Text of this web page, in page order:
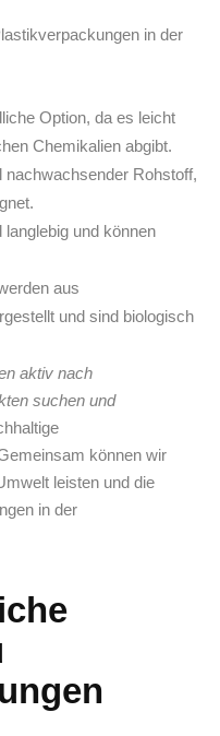
in der
Option, ⁢da​ es leicht
Chemikalien abgibt.
Rohstoff,
und ⁣können⁢
⁣aus
⁢und ⁢sind ⁢biologisch
aktiv nach
suchen und
‌können wir
leisten und die
in der